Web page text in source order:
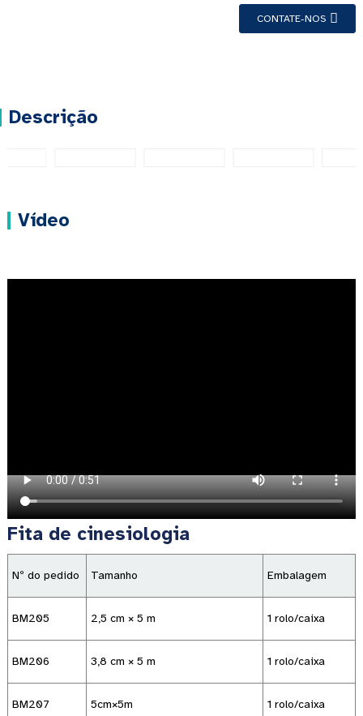
CONTATE-NOS
Descrição
Vídeo
Fita de cinesiologia
Nº do pedido Tamanho Embalagem
BM205 2,5 cm × 5 m 1 rolo/caixa
BM206 3,8 cm × 5 m 1 rolo/caixa
BM207 5cm×5m 1 rolo/caixa